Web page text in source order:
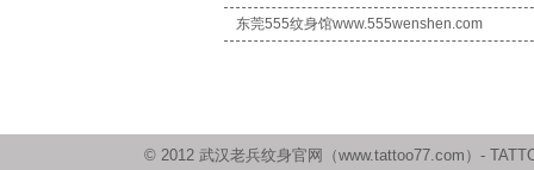
东莞555纹身馆www.555wenshen.com
© 2012 武汉老兵纹身官网（www.tattoo77.com）-